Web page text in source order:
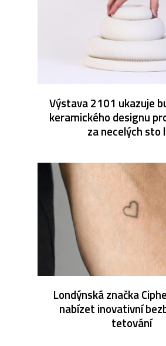
Výstava 2101 ukazuje
keramického designu
za necelých sto
Londýnská značka
nabízet inovativní
tetování